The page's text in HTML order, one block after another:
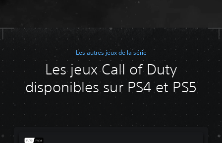
Les autres jeux de la série
Les jeux Call of Duty
disponibles sur PS4 et PS5